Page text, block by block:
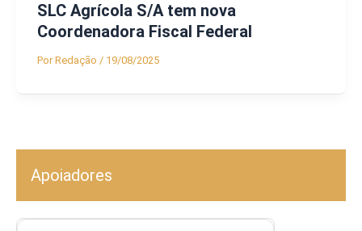
SLC Agrícola S/A tem nova
Coordenadora Fiscal Federal
PorRedação / 19/08/2025
Apoiadores